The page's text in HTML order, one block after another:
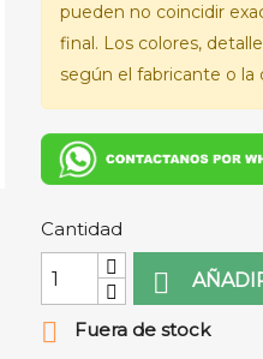
pueden no coincidir
final. Los colores,
según el fabricante o la
Cantidad

 Fuera de stock